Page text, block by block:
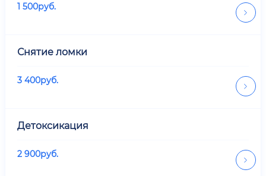
1 500руб.
Снятие ломки
3 400руб.
Детоксикация
2 900руб.